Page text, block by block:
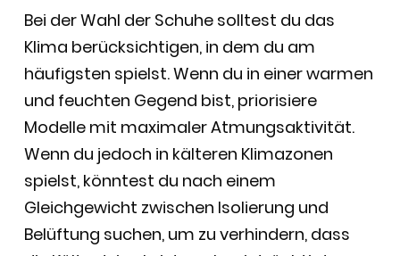
Bei der Wahl der Schuhe solltest du das
Klima berücksichtigen, in dem du am
häufigsten spielst. Wenn du in einer warmen
und feuchten Gegend bist, priorisiere
Modelle mit maximaler Atmungsaktivität.
Wenn du jedoch in kälteren Klimazonen
spielst, könntest du nach einem
Gleichgewicht zwischen Isolierung und
Belüftung suchen, um zu verhindern, dass